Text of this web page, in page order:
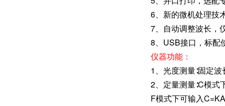
6、新的微机处理技
7、自动调整波长，
8、USB接口，标配
仪器功能：
1、光度测量∶固定
2、定量测量∶C模式
F模式下可输入